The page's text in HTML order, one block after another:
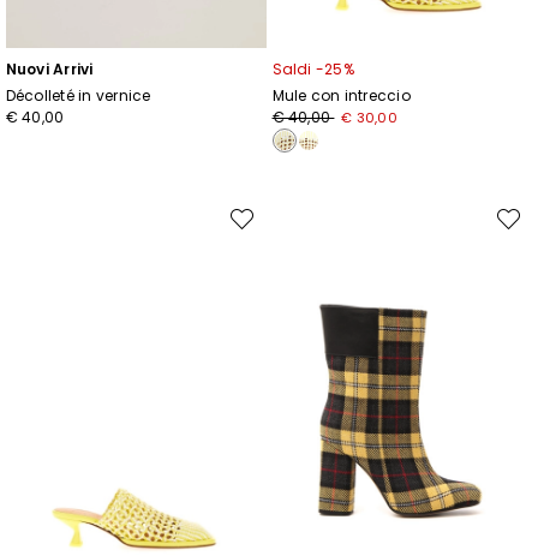
Nuovi Arrivi
Décolleté in vernice
€ 40,00
Saldi -25%
Mule con intreccio
Prezzo
originale
€
€ 40,00 Nuovo
prezzo
€ 30,00
Sposta